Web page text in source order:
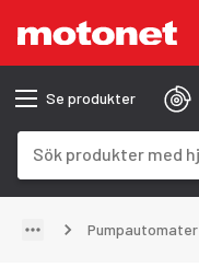
Se produkter
Pumpautomater